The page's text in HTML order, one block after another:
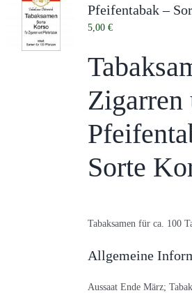
Pfeifentabak –
5,00 €
Zigarren
Sorte
Tabaksamen für ca. 100
Allgemeine
Aussaat Ende März;